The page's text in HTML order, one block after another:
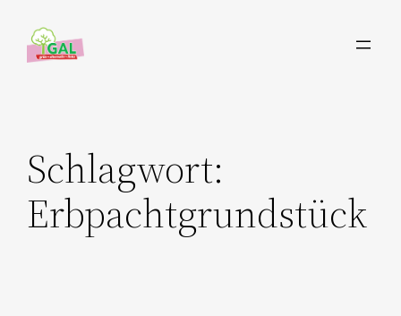
Inhalt
springen
Schlagwort:
Erbpachtgrundstück